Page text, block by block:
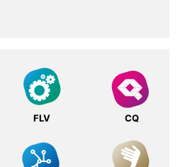
FLV CQ